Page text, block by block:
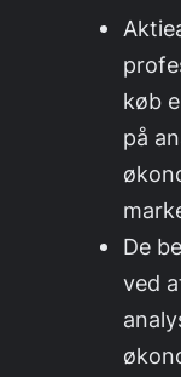
køb
på
De
ved